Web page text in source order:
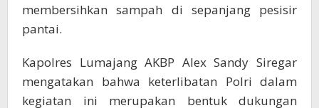
membersihkan sampah di sepanjang pesisir
pantai.
Kapolres Lumajang AKBP Alex Sandy Siregar
mengatakan bahwa keterlibatan Polri dalam
kegiatan ini merupakan bentuk dukungan